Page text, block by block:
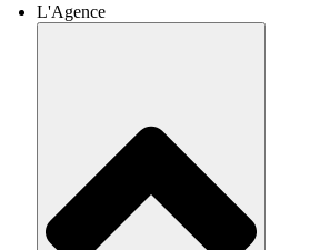
L'Agence